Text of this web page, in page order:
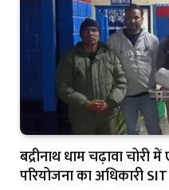
बद्रीनाथ धाम चढ़ावा चोरी
परियोजना का अधिकारी